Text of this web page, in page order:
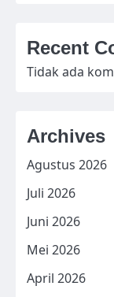
Recent
Tidak ada
Archives
Agustus 2026
Juli 2026
Juni 2026
Mei 2026
April 2026